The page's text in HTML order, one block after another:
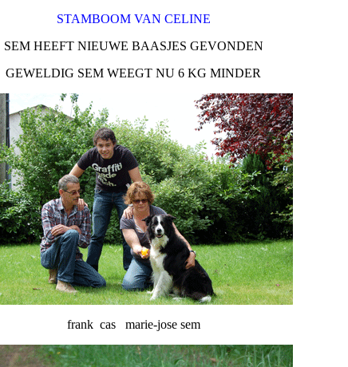
STAMBOOM VAN CELINE
SEM HEEFT NIEUWE BAASJES GEVONDEN
GEWELDIG SEM WEEGT NU 6 KG MINDER
frank cas marie-jose sem